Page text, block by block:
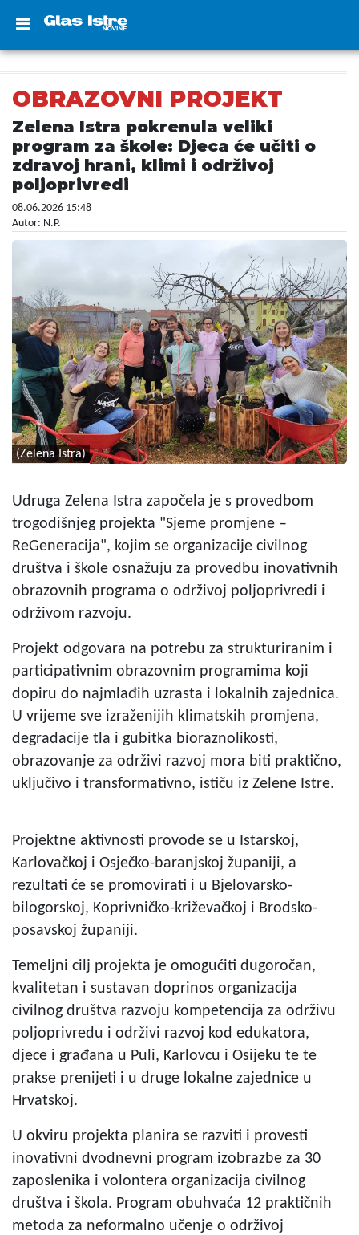
OBRAZOVNI PROJEKT
Zelena Istra pokrenula veliki
program za škole: Djeca će učiti o
zdravoj hrani, klimi i održivoj
poljoprivredi
08.06.2026 15:48
Autor: N.P.
(Zelena Istra)
Udruga Zelena Istra započela je s provedbom
trogodišnjeg projekta "Sjeme promjene –
ReGeneracija", kojim se organizacije civilnog
društva i škole osnažuju za provedbu inovativnih
obrazovnih programa o održivoj poljoprivredi i
održivom razvoju.
Projekt odgovara na potrebu za strukturiranim i
participativnim obrazovnim programima koji
dopiru do najmlađih uzrasta i lokalnih zajednica.
U vrijeme sve izraženijih klimatskih promjena,
degradacije tla i gubitka bioraznolikosti,
obrazovanje za održivi razvoj mora biti praktično,
uključivo i transformativno, ističu iz Zelene Istre.
Projektne aktivnosti provode se u Istarskoj,
Karlovačkoj i Osječko-baranjskoj županiji, a
rezultati će se promovirati i u Bjelovarsko-
bilogorskoj, Koprivničko-križevačkoj i Brodsko-
posavskoj županiji.
Temeljni cilj projekta je omogućiti dugoročan,
kvalitetan i sustavan doprinos organizacija
civilnog društva razvoju kompetencija za održivu
poljoprivredu i održivi razvoj kod edukatora,
djece i građana u Puli, Karlovcu i Osijeku te te
prakse prenijeti i u druge lokalne zajednice u
Hrvatskoj.
U okviru projekta planira se razviti i provesti
inovativni dvodnevni program izobrazbe za 30
zaposlenika i volontera organizacija civilnog
društva i škola. Program obuhvaća 12 praktičnih
metoda za neformalno učenje o održivoj